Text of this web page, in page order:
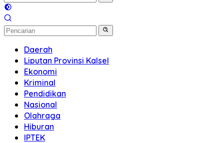
Daerah
Liputan Provinsi Kalsel
Ekonomi
Kriminal
Pendidikan
Nasional
Olahraga
Hiburan
IPTEK